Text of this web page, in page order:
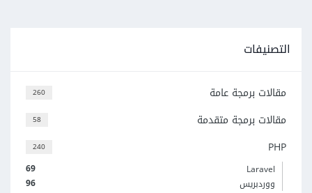
التصنيفات
260 مقالات برمجة عامة
58 مقالات برمجة متقدمة
240 PHP
69
Laravel
96
ووردبريس